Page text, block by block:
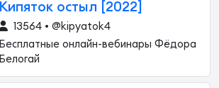
Кипяток остыл [2022]
13564 • @kipyatok4
Бесплатные онлайн-вебинары Фёдора
Белогай